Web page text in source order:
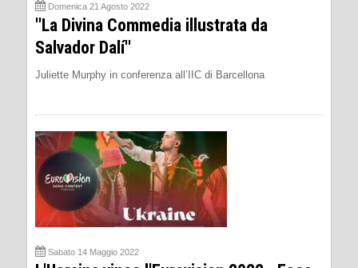
Domenica 21 Agosto 2022
''La Divina Commedia illustrata da
Salvador Dalí''
Juliette Murphy in conferenza all’IIC di Barcellona
Sabato 14 Maggio 2022